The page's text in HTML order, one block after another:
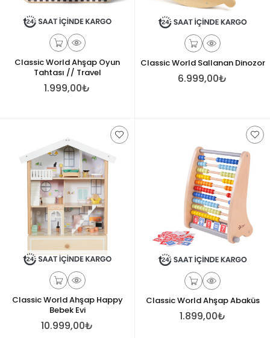
Classic World Ahşap Oyun
Tahtası // Travel
1.999,00₺
Classic World Sallanan Dinozor
6.999,00₺
Classic World Ahşap Happy
Bebek Evi
10.999,00₺
Classic World Ahşap Abaküs
1.899,00₺